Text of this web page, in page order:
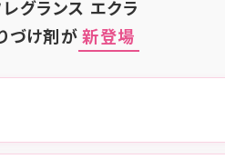
グランス エクラ
づけ剤が 新登場